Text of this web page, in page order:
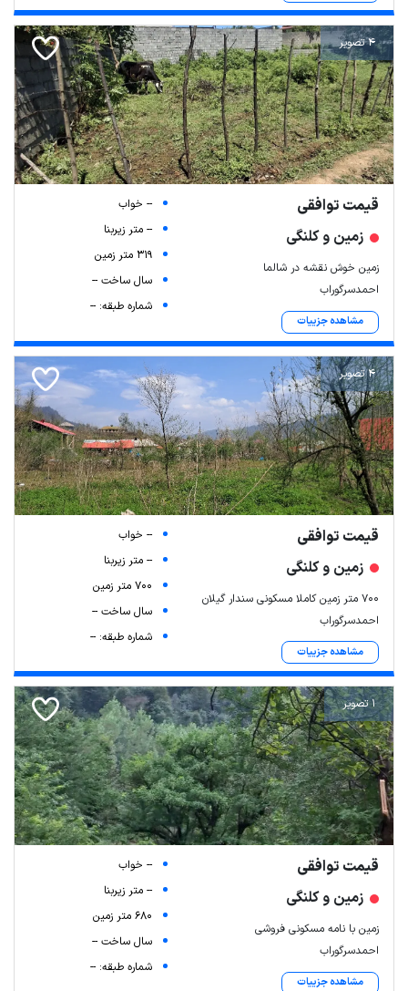
4 تصویر
قیمت توافقی
زمین و کلنگی
زمین خوش نقشه در شالما
احمدسرگوراب
مشاهده جزییات
-- خواب
-- متر زیربنا
319 متر زمین
سال ساخت --
شماره طبقه: --
4 تصویر
قیمت توافقی
زمین و کلنگی
۷۰۰ متر زمین کاملا مسکونی سندار گیلان
احمدسرگوراب
مشاهده جزییات
-- خواب
-- متر زیربنا
700 متر زمین
سال ساخت --
شماره طبقه: --
1 تصویر
قیمت توافقی
زمین و کلنگی
زمین با نامه مسکونی فروشی
احمدسرگوراب
مشاهده جزییات
-- خواب
-- متر زیربنا
680 متر زمین
سال ساخت --
شماره طبقه: --